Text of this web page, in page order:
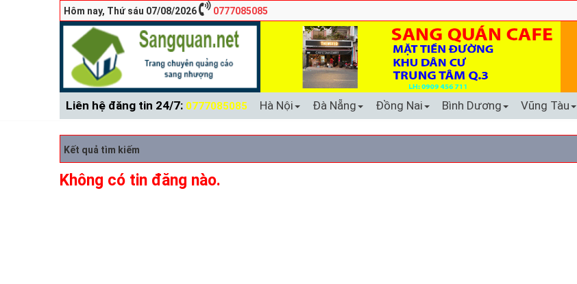
Hôm nay, Thứ sáu 07/08/2026 0777085085
Liên hệ đăng tin 24/7: 0777085085 Hà Nội Đà Nẵng Đồng Nai Bình Dương Vũng Tàu
Kết quả tìm kiếm
Không có tin đăng nào.